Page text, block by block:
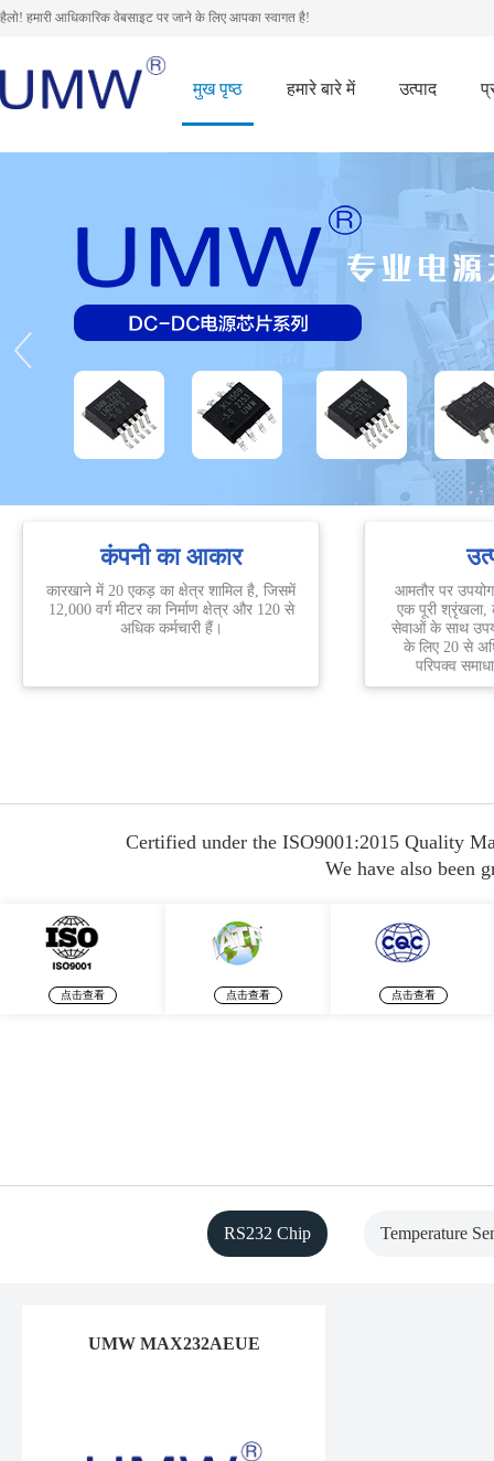
हैलो! हमारी आधिकारिक वेबसाइट पर जाने के लिए आपका स्वागत है!
मुख पृष्ठ हमारे बारे में उत्पाद
कंपनी का आकार
कारखाने में 20 एकड़ का क्षेत्र शामिल है, जिसमें
12,000 वर्ग मीटर का निर्माण क्षेत्र और 120 से
अधिक कर्मचारी हैं।
आमतौर पर उपयोग
एक पूरी श्रृंखला,
सेवाओं के साथ
के लिए 20 से
परिपक्व
Certified under the ISO9001:2015 Quality
We have also been
点击查看 点击查看 点击查看
RS232 Chip Temperature
UMW MAX232AEUE